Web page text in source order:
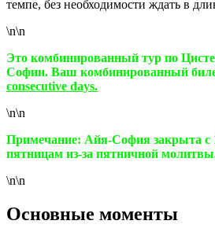
темпе, без необходимости ждать в
\n\n
Это комбинированный тур по
Софии. Ваш комбинированный
consecutive days.
\n\n
Примечание: Айя-София закрыта с
пятницам из-за пятничной
\n\n
Основные моменты